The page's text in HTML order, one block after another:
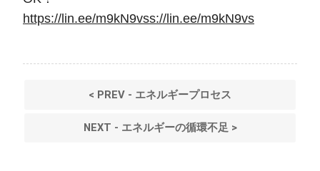
https://lin.ee/m9kN9vss://lin.ee/m9kN9vs
< PREV - エネルギープロセス
NEXT - エネルギーの循環不足 >